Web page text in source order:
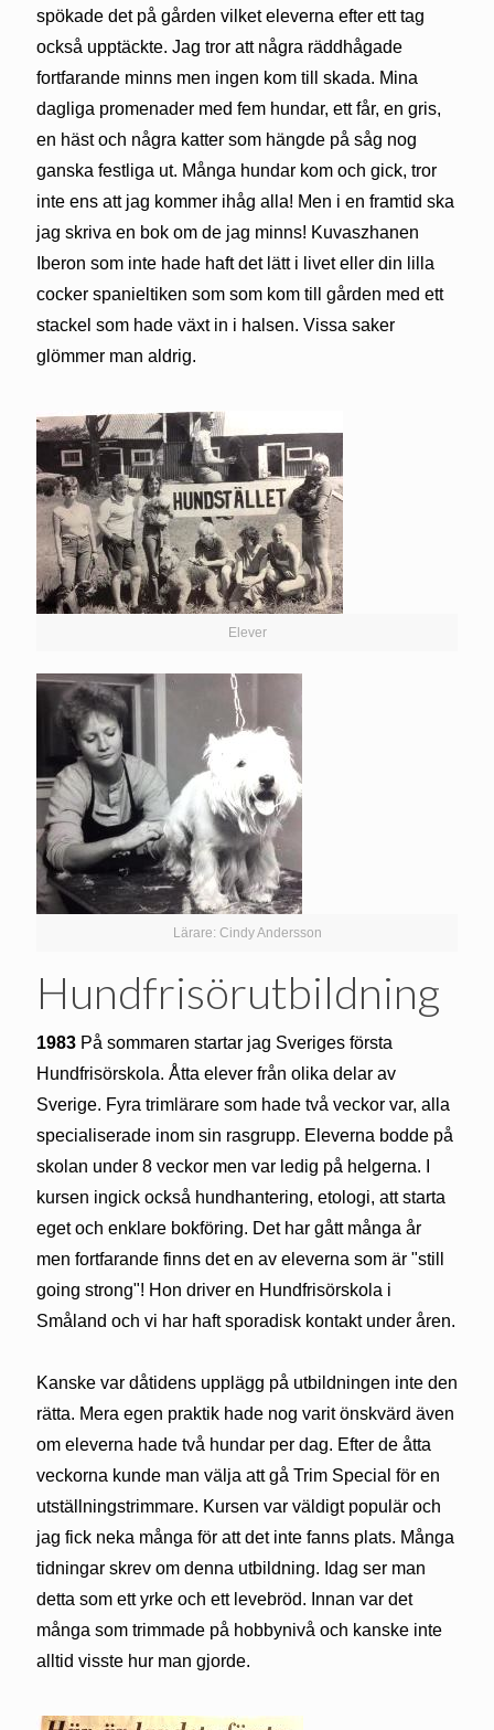
spökade det på gården vilket eleverna efter ett tag
också upptäckte. Jag tror att några räddhågade
fortfarande minns men ingen kom till skada. Mina
dagliga promenader med fem hundar, ett får, en gris,
en häst och några katter som hängde på såg nog
ganska festliga ut. Många hundar kom och gick, tror
inte ens att jag kommer ihåg alla! Men i en framtid ska
jag skriva en bok om de jag minns! Kuvaszhanen
Iberon som inte hade haft det lätt i livet eller din lilla
cocker spanieltiken som som kom till gården med ett
stackel som hade växt in i halsen. Vissa saker
glömmer man aldrig.
Elever
Lärare: Cindy Andersson
Hundfrisörutbildning
1983 På sommaren startar jag Sveriges första
Hundfrisörskola. Åtta elever från olika delar av
Sverige. Fyra trimlärare som hade två veckor var, alla
specialiserade inom sin rasgrupp. Eleverna bodde på
skolan under 8 veckor men var ledig på helgerna. I
kursen ingick också hundhantering, etologi, att starta
eget och enklare bokföring. Det har gått många år
men fortfarande finns det en av eleverna som är "still
going strong"! Hon driver en Hundfrisörskola i
Småland och vi har haft sporadisk kontakt under åren.
Kanske var dåtidens upplägg på utbildningen inte den
rätta. Mera egen praktik hade nog varit önskvärd även
om eleverna hade två hundar per dag. Efter de åtta
veckorna kunde man välja att gå Trim Special för en
utställningstrimmare. Kursen var väldigt populär och
jag fick neka många för att det inte fanns plats. Många
tidningar skrev om denna utbildning. Idag ser man
detta som ett yrke och ett levebröd. Innan var det
många som trimmade på hobbynivå och kanske inte
alltid visste hur man gjorde.